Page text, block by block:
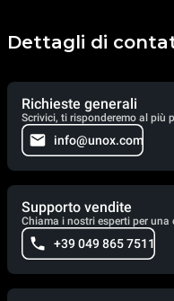
Dettagli di
Richieste generali
Scrivici, ti risponderemo al più
info@unox.com
Supporto vendite
Chiama i nostri esperti per
+39 049 865 7511